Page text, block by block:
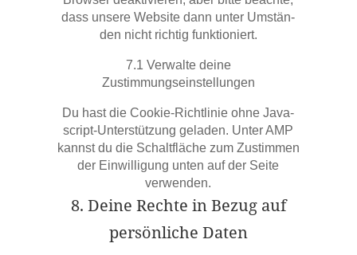
dass unse­re Web­site dann unter Umstän­
den nicht rich­tig funktioniert.
7.1 Ver­wal­te dei­ne
Zustimmungseinstellungen
Du hast die Coo­kie-Richt­li­nie ohne Java­
script-Unter­stüt­zung gela­den. Unter AMP
kannst du die Schalt­flä­che zum Zustim­men
der Ein­wil­li­gung unten auf der Sei­te
verwenden.
8. Dei­ne Rech­te in Bezug auf
per­sön­li­che Daten